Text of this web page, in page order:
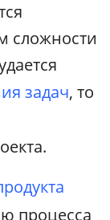
сложности
задач, то
процесса